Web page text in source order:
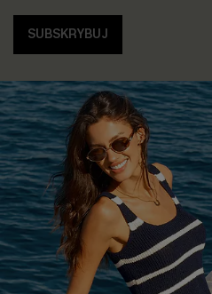
SUBSKRYBUJ
INFORMACJE O FIRMIE
O NAS
Opinie Klientów
Polityka Prywatności
Warunki & Zasady
Łańcuch Dostaw Cupshe